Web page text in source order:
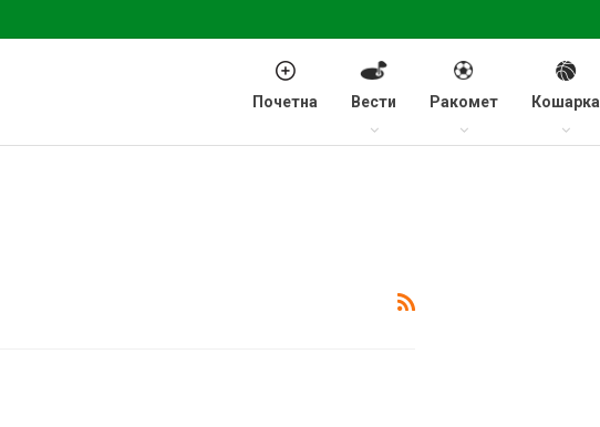
Почетна Вести Ракомет Кошарка